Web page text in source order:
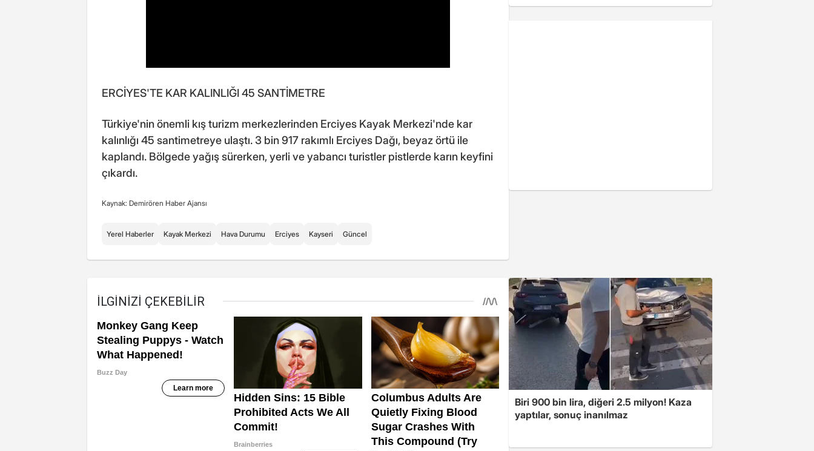
ERCİYES'TE KAR KALINLIĞI 45 SANTİMETRE
Türkiye'nin önemli kış turizm merkezlerinden Erciyes Kayak Merkezi'nde kar
kalınlığı 45 santimetreye ulaştı. 3 bin 917 rakımlı Erciyes Dağı, beyaz örtü ile
kaplandı. Bölgede yağış sürerken, yerli ve yabancı turistler pistlerde karın keyfini
çıkardı.
Kaynak: Demirören Haber Ajansı
Yerel Haberler Kayak Merkezi Hava Durumu Erciyes Kayseri Güncel
Biri 900 bin lira, diğeri 2.5 milyon! Kaza
yaptılar, sonuç inanılmaz